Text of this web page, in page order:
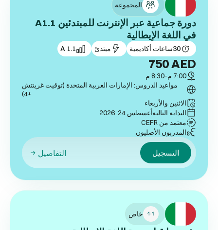
المجموعة
دورة جماعية عبر الإنترنت للمبتدئين A1.1
في اللغة الإيطالية
30ساعات أكاديمية مبتدئ A 1.1
750AED
7:00 م -8:30 م
مواعيد الدروس: الإمارات العربية المتحدة (توقيت غرينتش
+4)
الاثنين والأربعاء
البداية التاليةأغسطس 24, 2026
معتمد من CEFR
المدربون الأصليون
التسجيل التفاصيل
خاص